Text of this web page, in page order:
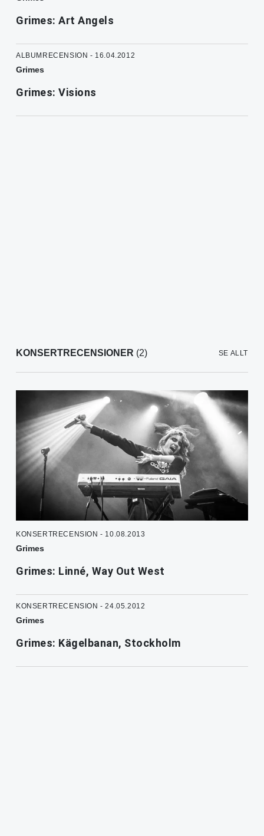
Grimes: Art Angels
ALBUMRECENSION - 16.04.2012
Grimes
Grimes: Visions
KONSERTRECENSIONER (2) SE ALLT
KONSERTRECENSION - 10.08.2013
Grimes
Grimes: Linné, Way Out West
KONSERTRECENSION - 24.05.2012
Grimes
Grimes: Kägelbanan, Stockholm